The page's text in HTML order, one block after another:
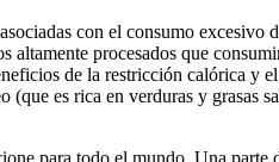
con el consumo excesivo
procesados que
de la restricción calórica y
es rica en verduras y grasas
para todo el mundo. Una parte